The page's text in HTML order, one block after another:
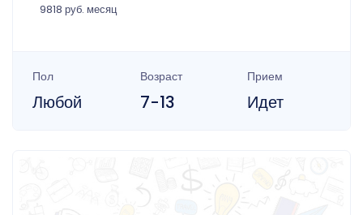
9818 руб. месяц
Пол
Любой
Возраст
7-13
Прием
Идет